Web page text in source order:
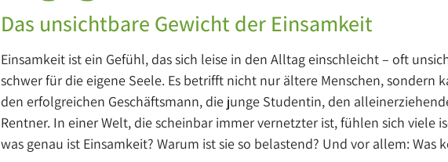
Das unsichtbare Gewicht der Einsamkeit
Einsamkeit ist ein Gefühl, das sich leise in den Alltag einschleicht – oft
schwer für die eigene Seele. Es betrifft nicht nur ältere Menschen, sondern
den erfolgreichen Geschäftsmann, die junge Studentin, den
Rentner. In einer Welt, die scheinbar immer vernetzter ist, fühlen sich viele
was genau ist Einsamkeit? Warum ist sie so belastend? Und vor allem: Was